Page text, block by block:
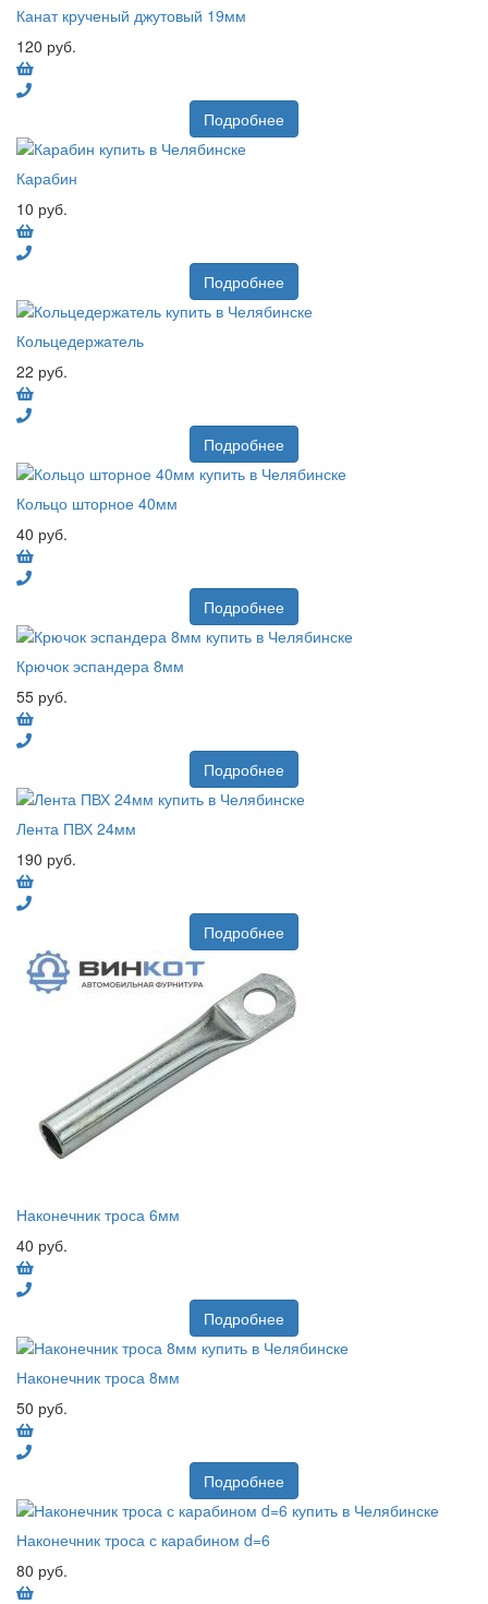
Канат крученый джутовый 19мм
120 руб.
Подробнее
Карабин
10 руб.
Подробнее
Кольцедержатель
22 руб.
Подробнее
Кольцо шторное 40мм
40 руб.
Подробнее
Крючок эспандера 8мм
55 руб.
Подробнее
Лента ПВХ 24мм
190 руб.
Подробнее
Наконечник троса 6мм
40 руб.
Подробнее
Наконечник троса 8мм
50 руб.
Подробнее
Наконечник троса с карабином d=6
80 руб.